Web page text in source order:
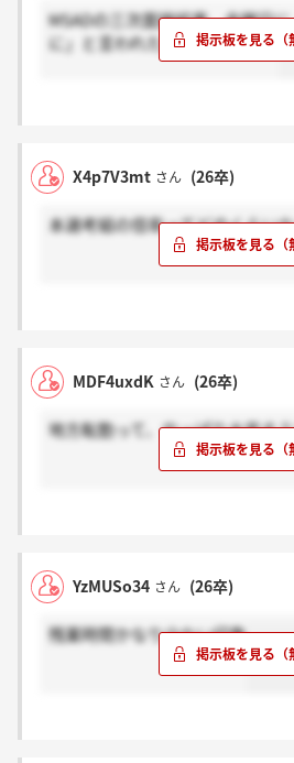
MSADの三次面接結果、金曜日
に」と言われたが、来ないな…
X4p7V3mt さん (26卒)
本選考組の倍率ってどのくらい
MDF4uxdK さん (26卒)
地方転勤って、やっぱり大変そ
YzMUSo34 さん (26卒)
残業時間かなり少ない印象